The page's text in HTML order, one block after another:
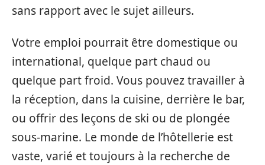
sans rapport avec le sujet ailleurs.
Votre emploi pourrait être domestique ou
international, quelque part chaud ou
quelque part froid. Vous pouvez travailler à
la réception, dans la cuisine, derrière le bar,
ou offrir des leçons de ski ou de plongée
sous-marine. Le monde de l’hôtellerie est
vaste, varié et toujours à la recherche de